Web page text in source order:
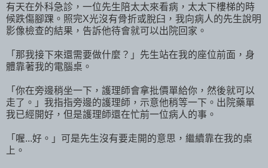
有天在外科急診，一位先生陪太太來看病，太太下樓梯的時
候跌傷腳踝。照完X光沒有骨折或脫臼，我向病人的先生說明
影像檢查的結果，告訴他待會就可以出院回家。
「那我接下來還需要做什麼？」先生站在我的座位前面，身
體靠著我的電腦桌。
「你在旁邊稍坐一下，護理師會拿批價單給你，然後就可以
走了。」我指指旁邊的護理師，示意他稍等一下。出院藥單
我已經開好，但是護理師還在忙前一位病人的事。
「喔...好。」可是先生沒有要走開的意思，繼續靠在我的桌
上。